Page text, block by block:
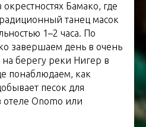
Бамако, где
танец масок
1–2 часа. По
завершаем день в очень
берегу реки Нигер в
понаблюдаем, как
песок для
отеле Onomo или